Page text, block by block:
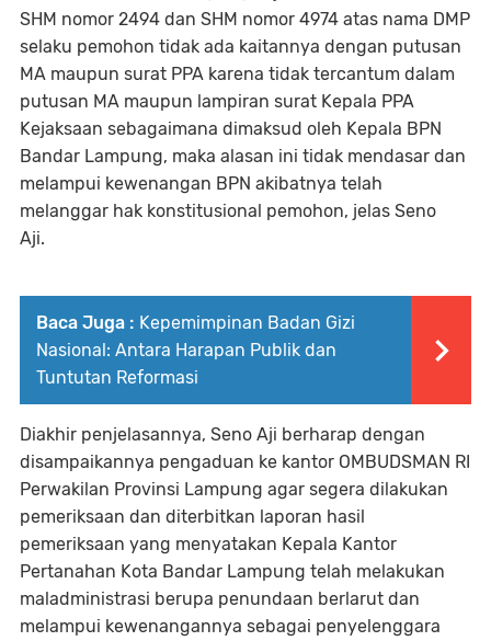
SHM nomor 2494 dan SHM nomor 4974 atas nama DMP
selaku pemohon tidak ada kaitannya dengan putusan
MA maupun surat PPA karena tidak tercantum dalam
putusan MA maupun lampiran surat Kepala PPA
Kejaksaan sebagaimana dimaksud oleh Kepala BPN
Bandar Lampung, maka alasan ini tidak mendasar dan
melampui kewenangan BPN akibatnya telah
melanggar hak konstitusional pemohon, jelas Seno
Aji.
Baca Juga : Kepemimpinan Badan Gizi
Nasional: Antara Harapan Publik dan
Tuntutan Reformasi
Diakhir penjelasannya, Seno Aji berharap dengan
disampaikannya pengaduan ke kantor OMBUDSMAN RI
Perwakilan Provinsi Lampung agar segera dilakukan
pemeriksaan dan diterbitkan laporan hasil
pemeriksaan yang menyatakan Kepala Kantor
Pertanahan Kota Bandar Lampung telah melakukan
maladministrasi berupa penundaan berlarut dan
melampui kewenangannya sebagai penyelenggara